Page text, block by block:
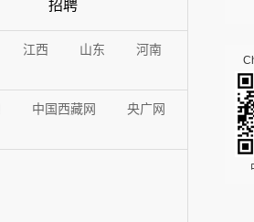
招聘
江西 山东
河南
中国西藏网
央广网